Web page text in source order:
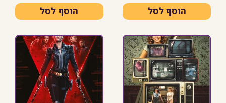
הוסף לסל הוסף לסל